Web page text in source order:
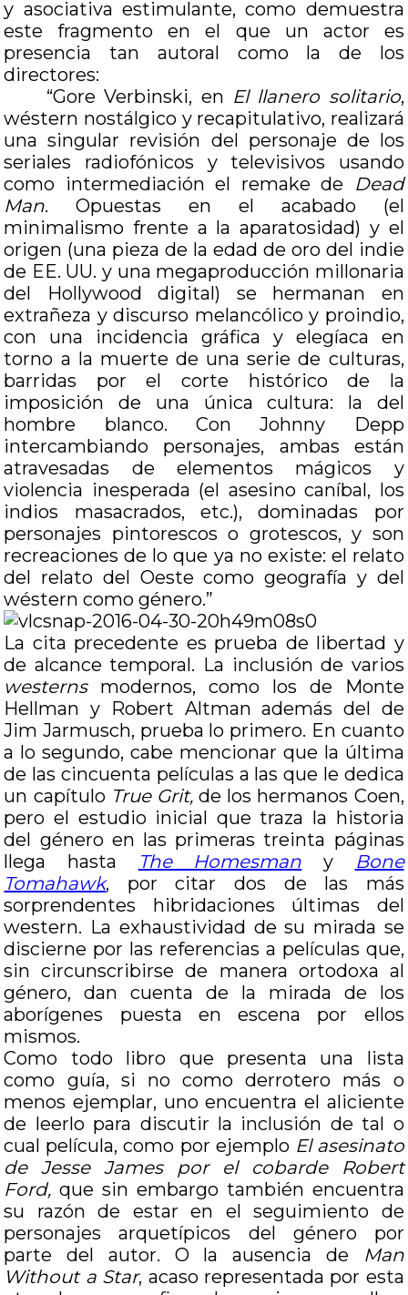
y asociativa estimulante, como demuestra
este fragmento en el que un actor es
presencia tan autoral como la de los
directores:
“Gore Verbinski, en El llanero solitario,
wéstern nostálgico y recapitulativo, realizará
una singular revisión del personaje de los
seriales radiofónicos y televisivos usando
como intermediación el remake de
Dead
Man. Opuestas en el acabado (el
minimalismo frente a la aparatosidad) y el
origen (una pieza de la edad de oro del indie
de EE. UU. y una megaproducción millonaria
del Hollywood digital) se hermanan en
extrañeza y discurso melancólico y proindio,
con una incidencia gráfica y elegíaca en
torno a la muerte de una serie de culturas,
barridas por el corte histórico de la
imposición de una única cultura: la del
hombre blanco. Con Johnny Depp
intercambiando personajes, ambas están
atravesadas de elementos mágicos y
violencia inesperada (el asesino caníbal, los
indios masacrados, etc.), dominadas por
personajes pintorescos o grotescos, y son
recreaciones de lo que ya no existe: el relato
del relato del Oeste como geografía y del
wéstern como género.”
La cita precedente es prueba de libertad y
de alcance temporal. La inclusión de varios
westernsmodernos, como los de Monte
Hellman y Robert Altman además del de
Jim Jarmusch, prueba lo primero. En cuanto
a lo segundo, cabe mencionar que la última
de las cincuenta películas a las que le dedica
un capítulo True Grit,de los hermanos Coen,
pero el estudio inicial que traza la historia
del género en las primeras treinta páginas
llega hasta
The Homesman y
Bone
Tomahawk, por citar dos de las más
sorprendentes hibridaciones últimas del
western. La exhaustividad de su mirada se
discierne por las referencias a películas que,
sin circunscribirse de manera ortodoxa al
género, dan cuenta de la mirada de los
aborígenes puesta en escena por ellos
mismos.
Como todo libro que presenta una lista
como guía, si no como derrotero más o
menos ejemplar, uno encuentra el aliciente
de leerlo para discutir la inclusión de tal o
cual película, como por ejemplo El asesinato
de Jesse James por el cobarde Robert
Ford,que sin embargo también encuentra
su razón de estar en el seguimiento de
personajes arquetípicos del género por
parte del autor. O la ausencia de
Man
Without a Star, acaso representada por esta